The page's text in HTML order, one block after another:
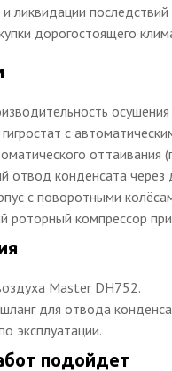
ликвидации
дорогостоящего
с
оттаивания
отвод конденсата через
с поворотными
роторный компрессор
Master DH752.
для отвода
эксплуатации.
подойдет